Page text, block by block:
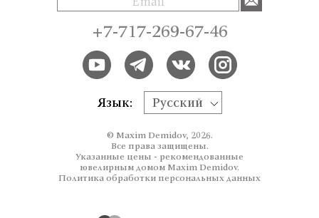
+7-717-269-67-46
Язык: Русский
© Maxim Demidov, 2026.
Все права защищены.
Указанные цены - рекомендованные
ювелирным домом Maxim Demidov.
Политика обработки персональных данных